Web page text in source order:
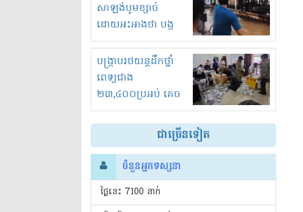
សាឡង់បូមខ្សាច់
ដោយអះអាងថា បង្ក
បាក់ច្រាំងទន្លេ និង
រំខានទាំងយប់ទាំងថ្ងៃ
បង្ក្រាបរថយន្តដឹកថ្នាំ
ពេទ្យជាង
២៣,៤០០ប្រអប់ គេច
ពន្ធនិងអត់ច្បាប់នាំ
ចូល!?
ជាច្រើនទៀត
ចំនួនអ្នកទស្សនា
ថ្ងៃនេះ​ 7100 នាក់